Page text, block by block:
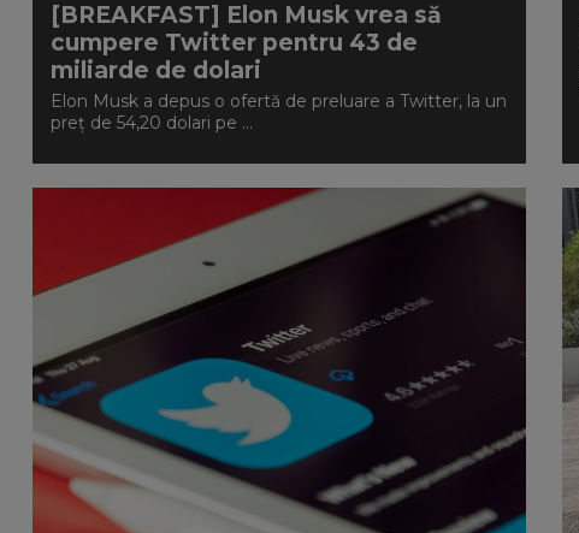
[BREAKFAST] Elon Musk vrea să
cumpere Twitter pentru 43 de
miliarde de dolari
Elon Musk a depus o ofertă de preluare a Twitter, la un
preț de 54,20 dolari pe ...